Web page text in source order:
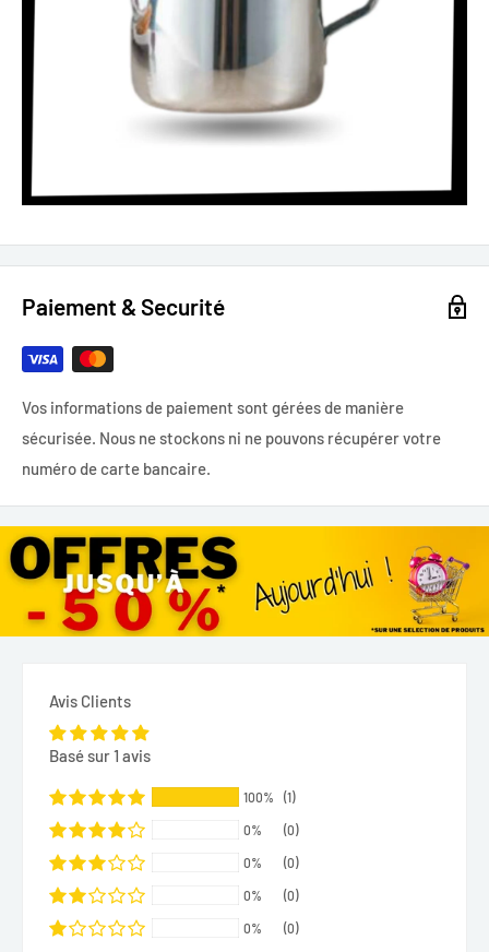
Paiement & Securité
Vos informations de paiement sont gérées de manière
sécurisée. Nous ne stockons ni ne pouvons récupérer votre
numéro de carte bancaire.
Avis Clients
Basé sur 1 avis
100% (1)
0% (0)
0% (0)
0% (0)
0% (0)